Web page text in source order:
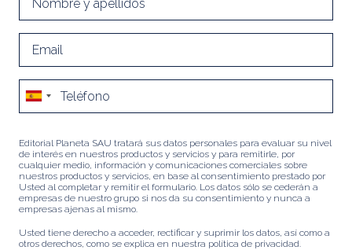
Editorial Planeta SAU tratará sus datos personales para evaluar su nivel
de interés en nuestros productos y servicios y para remitirle, por
cualquier medio, información y comunicaciones comerciales sobre
nuestros productos y servicios, en base al consentimiento prestado por
Usted al completar y remitir el formulario. Los datos sólo se cederán a
empresas de nuestro grupo si nos da su consentimiento y nunca a
empresas ajenas al mismo.
Usted tiene derecho a acceder, rectificar y suprimir los datos, así como a
otros derechos, como se explica en nuestra política de privacidad.